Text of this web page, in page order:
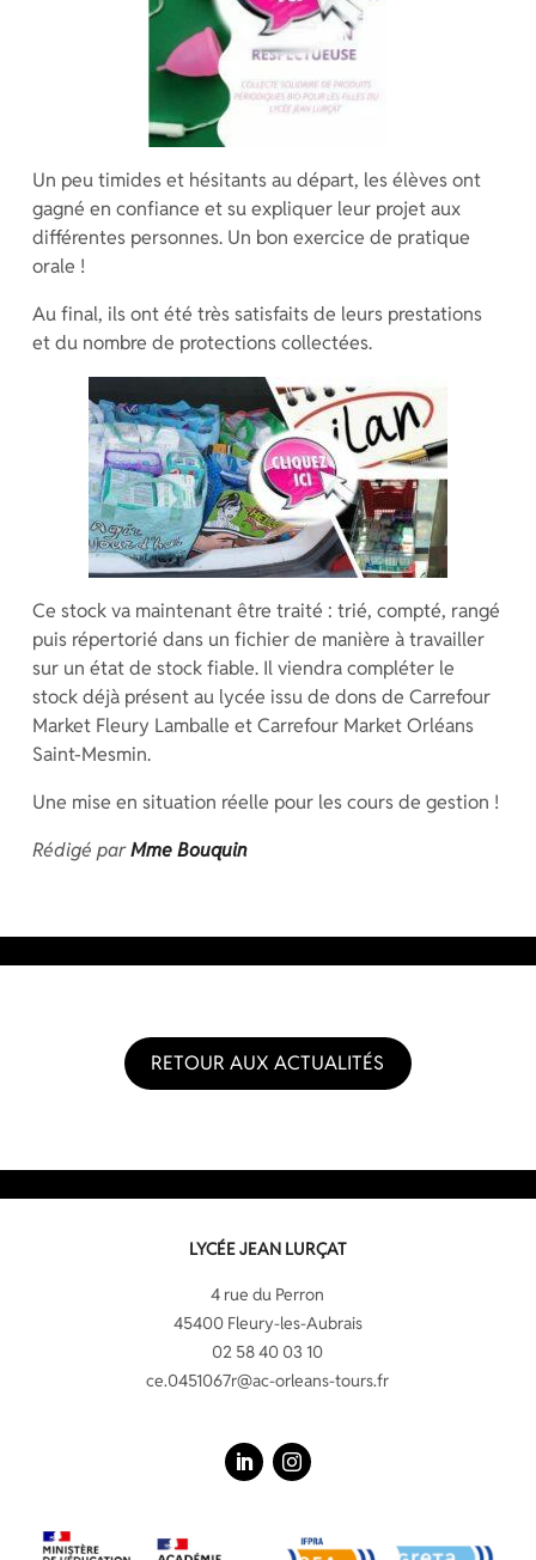
Un peu timides et hésitants au départ, les élèves ont
gagné en confiance et su expliquer leur projet aux
différentes personnes. Un bon exercice de pratique
orale !
Au final, ils ont été très satisfaits de leurs prestations
et du nombre de protections collectées.
Ce stock va maintenant être traité : trié, compté, rangé
puis répertorié dans un fichier de manière à travailler
sur un état de stock fiable. Il viendra compléter le
stock déjà présent au lycée issu de dons de Carrefour
Market Fleury Lamballe et Carrefour Market Orléans
Saint-Mesmin.
Une mise en situation réelle pour les cours de gestion !
Rédigé parMme Bouquin
RETOUR AUX ACTUALITÉS
LYCÉE JEAN LURÇAT
4 rue du Perron
45400 Fleury-les-Aubrais
02 58 40 03 10
ce.0451067r@ac-orleans-tours.fr